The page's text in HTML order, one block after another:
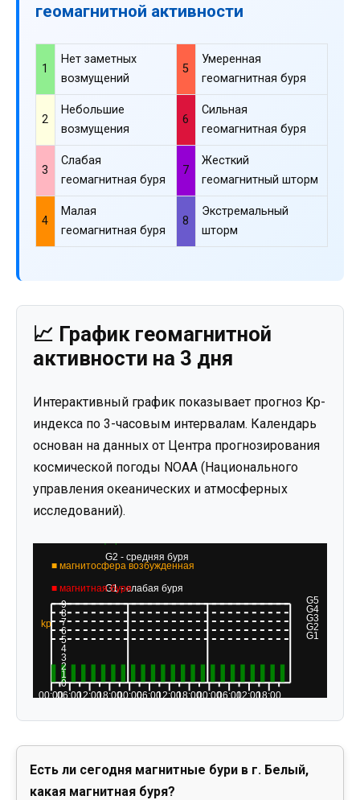
геомагнитной активности
1
Нет заметных
возмущений
5
Умеренная
геомагнитная буря
2
Небольшие
возмущения
6
Сильная
геомагнитная буря
3
Слабая
геомагнитная буря
7
Жесткий
геомагнитный шторм
4
Малая
геомагнитная буря
8
Экстремальный
шторм
📈 График геомагнитной
активности на 3 дня
Интерактивный график показывает прогноз Kp-
индекса по 3-часовым интервалам. Календарь
основан на данных от Центра прогнозирования
космической погоды NOAA (Национального
управления океанических и атмосферных
исследований).
Есть ли сегодня магнитные бури в г. Белый,
какая магнитная буря?